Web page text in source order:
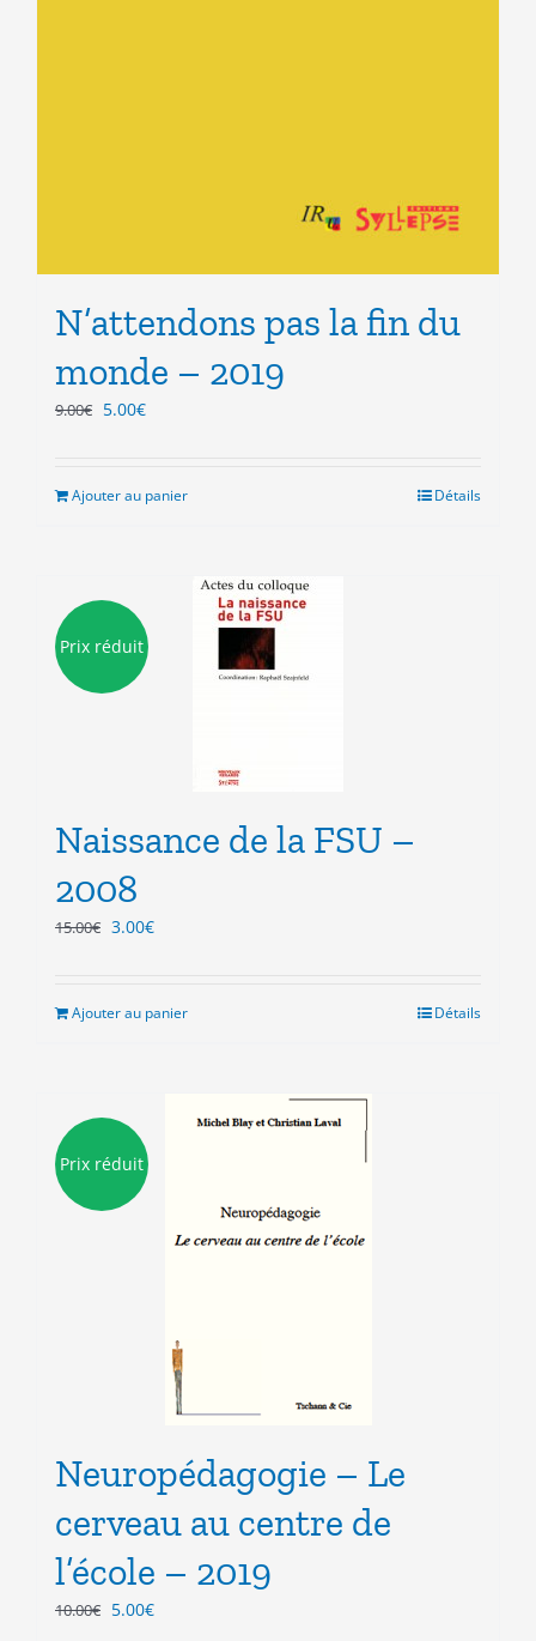
N’attendons pas la fin du
monde – 2019
9.00€ Le
était :
5.00€Le
est :
Ajouter au panier Détails
Prix réduit
Naissance de la FSU –
2008
15.00€ Le
3.00€Le
est :
Ajouter au panier Détails
Prix réduit
Neuropédagogie – Le
cerveau au centre de
l’école – 2019
10.00€ Le
5.00€Le